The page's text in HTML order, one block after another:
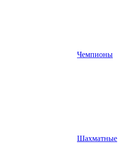
Чемпионы
Шахматные